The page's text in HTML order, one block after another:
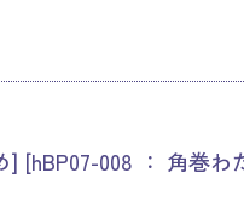
] [hBP07-008 ： 角巻わ